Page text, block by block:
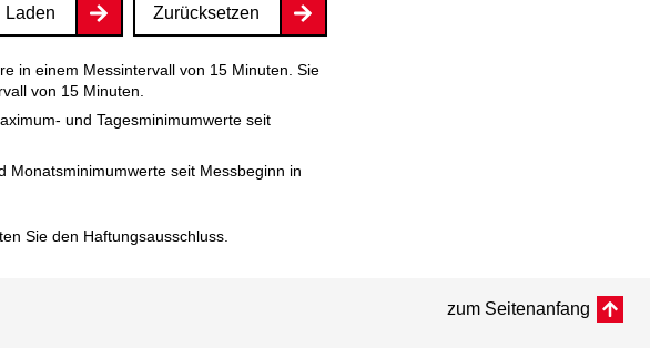
Laden Zurücksetzen
in einem Messintervall von 15 Minuten. Sie
von 15 Minuten.
und Tagesminimumwerte seit
seit Messbeginn in
Sie den Haftungsausschluss.
zum Seitenanfang